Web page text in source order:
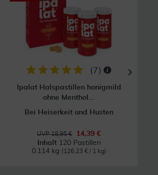
( 7 )
Ipalat Halspastillen honigmild
ohne Menthol...
Bei Heiserkeit und Husten
UVP 18,95 €
14,39 €
Inhalt 120 Pastillen
0.114 kg (126,23 € / 1 kg)